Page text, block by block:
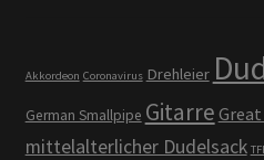
Akkordeon Coronavirus Drehleier
German Smallpipe Gitarre
mittelalterlicher Dudelsack